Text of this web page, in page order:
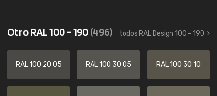
Otro RAL 100 - 190(496) todos RAL Design 100 - 190
RAL 100 20 05 RAL 100 30 05 RAL 100 30 10